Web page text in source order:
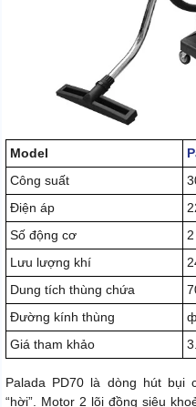
Model
Công suất
Điện áp
Số động cơ
Lưu lượng khí
Dung tích thùng chứa
Đường kính thùng
Giá tham khảo
Palada PD70 là dòng hút bụi
“hời”. Motor 2 lõi đồng siêu